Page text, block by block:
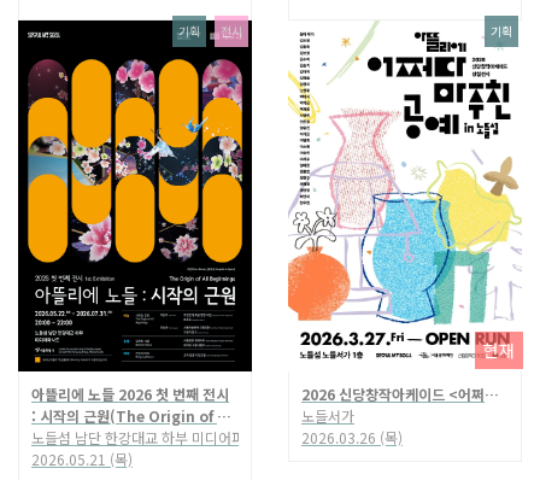
기획 전시
아뜰리에 노들 2026 첫 번째 전시
: 시작의 근원(The Origin of All Beginnings)
노들섬 남단 한강대교 하부 미디어파사드
2026.05.21 (목)
기획
현재
2026 신당창작아케이드 <어쩌다 마주친 공예 in 노들섬>
노들서가
2026.03.26 (목)